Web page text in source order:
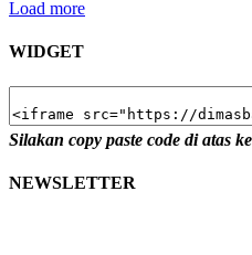
Load more
WIDGET
Silakan copy paste code di atas
NEWSLETTER